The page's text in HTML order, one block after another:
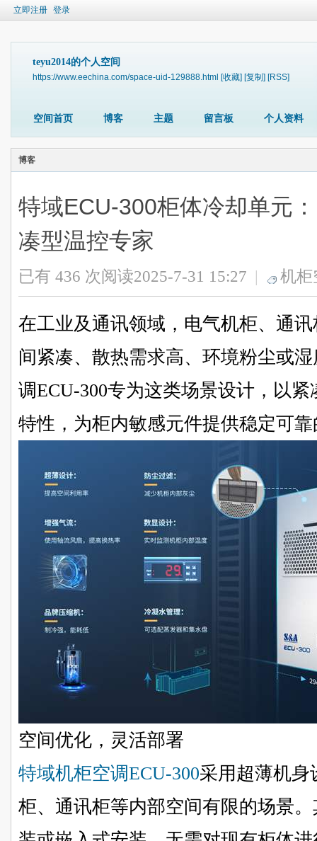
立即注册 登录
teyu2014的个人空间
https://www.eechina.com/space-uid-129888.html [收藏] [复制] [RSS]
空间首页 博客 主题 留言板 个人资料
博客
特域ECU-300柜体冷却单元
凑型温控专家
已有 436 次阅读2025-7-31 15:27 | 机柜
在工业及通讯领域，电气机柜、通
间紧凑、散热需求高、环境粉尘或
调ECU-300专为这类场景设计，以
特性，为柜内敏感元件提供稳定可
空间优化，灵活部署
特域机柜空调ECU-300采用超薄机身
柜、通讯柜等内部空间有限的场景